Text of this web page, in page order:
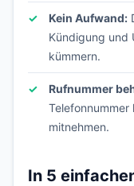
Kein Aufwand:
Kündigung und
kümmern.
Rufnummer
Telefonnummer
mitnehmen.
In 5